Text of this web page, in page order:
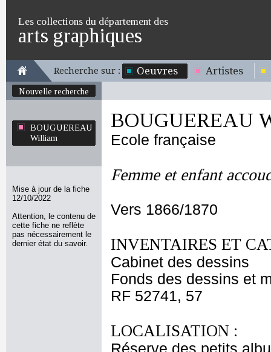
Les collections du département des
arts graphiques
Recherche sur : Oeuvres Artistes
Nouvelle recherche
BOUGUEREAU
William
Mise à jour de la fiche
12/10/2022
Attention, le contenu de
cette fiche ne reflète
pas nécessairement le
dernier état du savoir.
BOUGUEREAU
Ecole française
Femme et enfant
Vers 1866/1870
INVENTAIRES ET
Cabinet des dessins
Fonds des dessins et
RF 52741, 57
LOCALISATION :
Réserve des petits